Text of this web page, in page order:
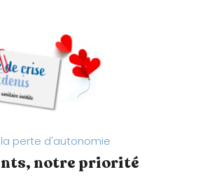
perte d'autonomie
notre priorité